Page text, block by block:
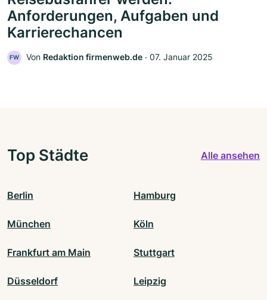
Anforderungen, Aufgaben und
Karrierechancen
FW Von Redaktion firmenweb.de ‧ 07. Januar 2025
Top Städte Alle ansehen
Berlin Hamburg
München Köln
Frankfurt am Main Stuttgart
Düsseldorf Leipzig